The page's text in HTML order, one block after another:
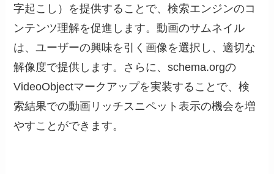
字起こし）を提供することで、検索エンジンのコ
ンテンツ理解を促進します。動画のサムネイル
は、ユーザーの興味を引く画像を選択し、適切な
解像度で提供します。さらに、schema.orgの
VideoObjectマークアップを実装することで、検
索結果での動画リッチスニペット表示の機会を増
やすことができます。